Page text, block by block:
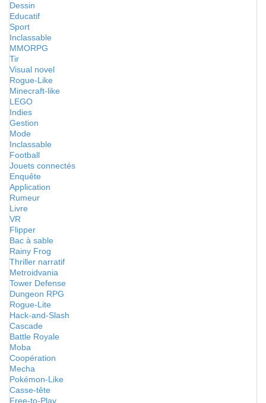
Dessin
Educatif
Sport
Inclassable
MMORPG
Tir
Visual novel
Rogue-Like
Minecraft-like
LEGO
Indies
Gestion
Mode
Inclassable
Football
Jouets connectés
Enquête
Application
Rumeur
Livre
VR
Flipper
Bac à sable
Rainy Frog
Thriller narratif
Metroidvania
Tower Defense
Dungeon RPG
Rogue-Lite
Hack-and-Slash
Cascade
Battle Royale
Moba
Coopération
Mecha
Pokémon-Like
Casse-tête
Free-to-Play